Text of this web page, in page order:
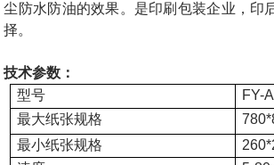
尘防水防油的效果。是印刷包装企业，印
择。
技术参数：
型号
FY-A
最大纸张规格
最小纸张规格